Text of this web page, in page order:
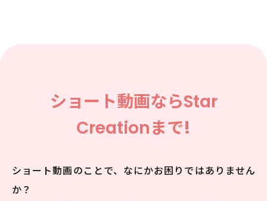
ショート動画ならStar
Creationまで!
ショート動画のことで、なにかお困りではありません
か？